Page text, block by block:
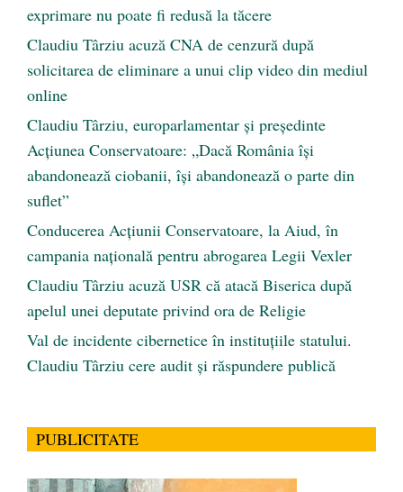
exprimare nu poate fi redusă la tăcere
Claudiu Târziu acuză CNA de cenzură după
solicitarea de eliminare a unui clip video din mediul
online
Claudiu Târziu, europarlamentar și președinte
Acțiunea Conservatoare: „Dacă România își
abandonează ciobanii, își abandonează o parte din
suflet”
Conducerea Acțiunii Conservatoare, la Aiud, în
campania națională pentru abrogarea Legii Vexler
Claudiu Târziu acuză USR că atacă Biserica după
apelul unei deputate privind ora de Religie
Val de incidente cibernetice în instituțiile statului.
Claudiu Târziu cere audit și răspundere publică
PUBLICITATE